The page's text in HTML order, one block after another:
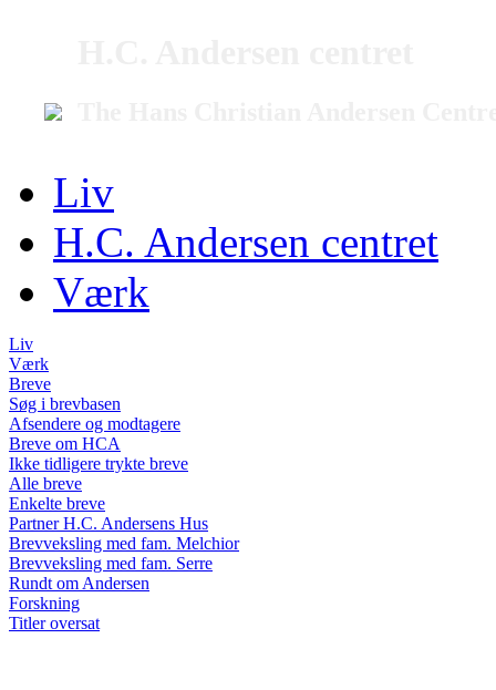
Liv
H.C. Andersen centret
Værk
Liv
Værk
Breve
Søg i brevbasen
Afsendere og modtagere
Breve om HCA
Ikke tidligere trykte breve
Alle breve
Enkelte breve
Partner H.C. Andersens Hus
Brevveksling med fam. Melchior
Brevveksling med fam. Serre
Rundt om Andersen
Forskning
Titler oversat